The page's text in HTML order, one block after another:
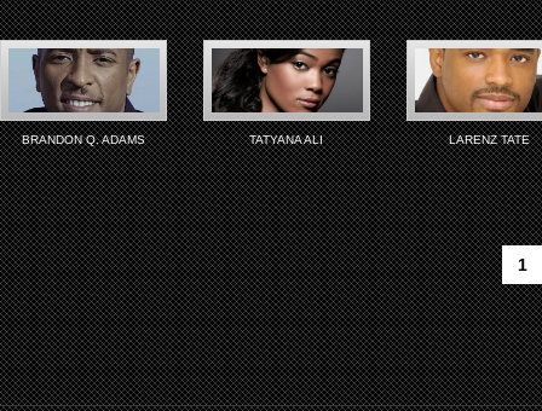
BRANDON Q. ADAMS TATYANA ALI LARENZ TATE
1